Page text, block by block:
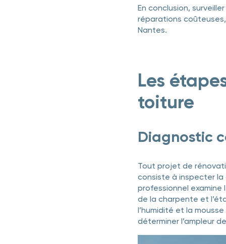
En conclusion,
réparations
Nantes.
Les
toiture
Diagnostic
Tout projet de
consiste à inspecter la
professionnel examine
de la charpente et
l’humidité et la
déterminer l’ampleur